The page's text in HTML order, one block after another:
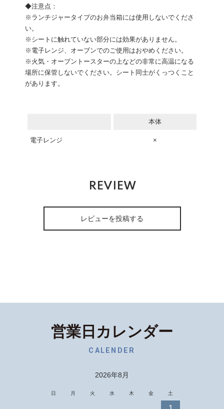
◆注意点：
※ランチジャータイプのお弁当箱には使用しないでくださ
い。
※シートに触れていない部分には効果がありません。
※電子レンジ、オーブンでのご使用はおやめください。
※火気・オーブントースターの上などの非常に高温になる
場所に保管しないでください。シート同士がくっつくこと
があります。
本体
電子レンジ ×
REVIEW
レビューを投稿する
営業日カレンダー
CALENDER
2026年8月
日 月 火 水 木 金 土